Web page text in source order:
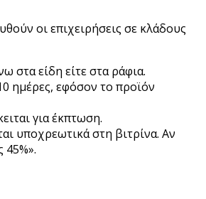
οι επιχειρήσεις σε κλάδους
στα είδη είτε στα ράφια.
ημέρες, εφόσον το προϊόν
για έκπτωση.
υποχρεωτικά στη βιτρίνα. Αν